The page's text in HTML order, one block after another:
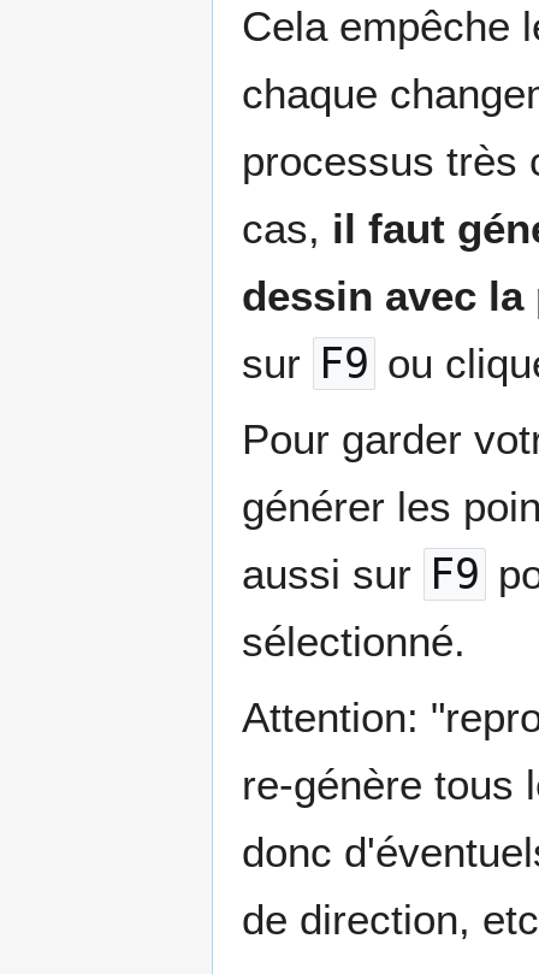
Cela empêche
chaque
processus très
cas, il faut
dessin avec
sur F9 ou
Pour garder
générer les
aussi sur F9
sélectionné.
Attention:
re-génère tous
donc
de direction,